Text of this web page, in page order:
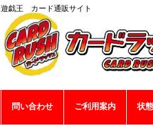
遊戯王 カード通販サイト
問い合わせ ご利用案内 状